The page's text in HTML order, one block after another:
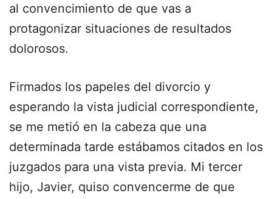
al convencimiento de que vas a
protagonizar situaciones de resultados
dolorosos.
Firmados los papeles del divorcio y
esperando la vista judicial correspondiente,
se me metió en la cabeza que una
determinada tarde estábamos citados en los
juzgados para una vista previa. Mi tercer
hijo, Javier, quiso convencerme de que